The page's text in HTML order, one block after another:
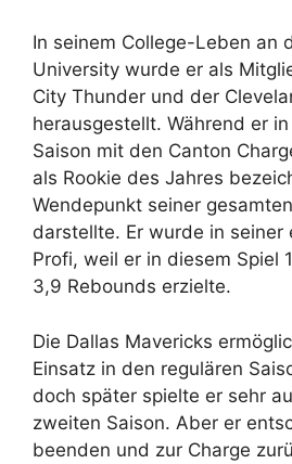
In seinem College-Leben an
University wurde er als
City Thunder und der
herausgestellt. Während er
Saison mit den Canton
als Rookie des Jahres
Wendepunkt seiner
darstellte. Er wurde in seiner
Profi, weil er in diesem Spiel
3,9 Rebounds erzielte.
Die Dallas Mavericks
Einsatz in den regulären
doch später spielte er sehr
zweiten Saison. Aber er
beenden und zur Charge